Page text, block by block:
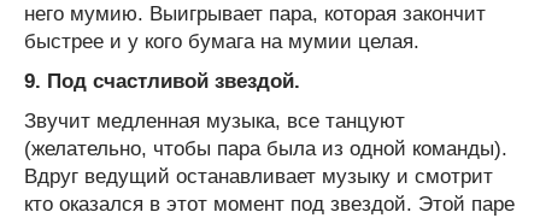
него мумию. Выигрывает пара, которая закончит
быстрее и у кого бумага на мумии целая.
9. Под счастливой звездой.
Звучит медленная музыка, все танцуют
(желательно, чтобы пара была из одной команды).
Вдруг ведущий останавливает музыку и смотрит
кто оказался в этот момент под звездой. Этой паре